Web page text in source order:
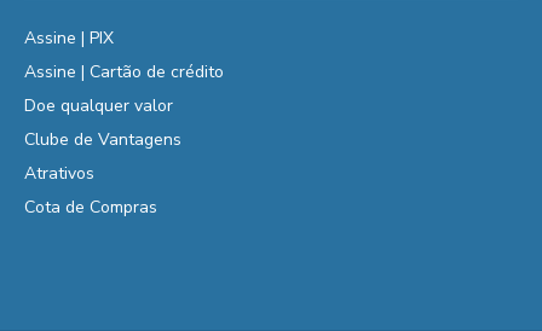
Assine | PIX
Assine | Cartão de crédito
Doe qualquer valor
Clube de Vantagens
Atrativos
Cota de Compras